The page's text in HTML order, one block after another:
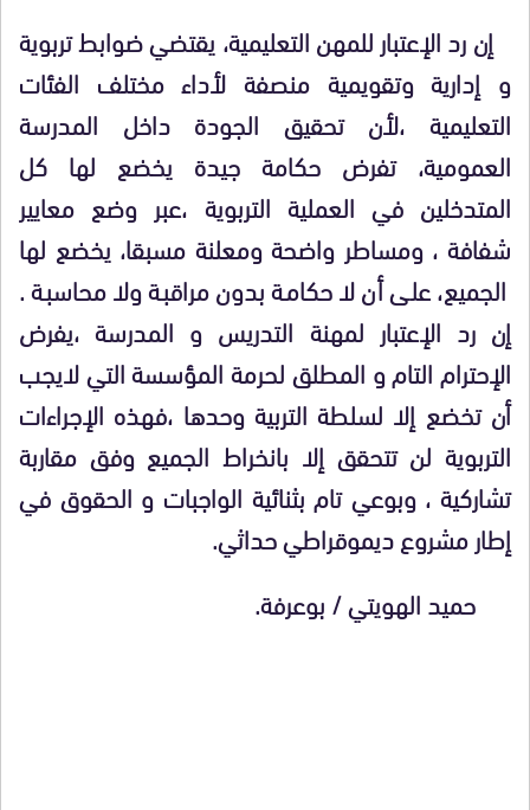
إن رد الإعتبار للمهن التعليمية، يقتضي ضوابط تربوية
و إدارية وتقويمية منصفة لأداء مختلف الفئات
التعليمية ،لأن تحقيق الجودة داخل المدرسة
العمومية، تفرض حكامة جيدة يخضع لها كل
المتدخلين في العملية التربوية ،عبر وضع معايير
شفافة ، ومساطر واضحة ومعلنة مسبقا، يخضع لها
الجميع، على أن لا حكامة بدون مراقبة ولا محاسبة .
إن رد الإعتبار لمهنة التدريس و المدرسة ،يفرض
الإحترام التام و المطلق لحرمة المؤسسة التي لايجب
أن تخضع إلا لسلطة التربية وحدها ،فهذه الإجراءات
التربوية لن تتحقق إلا بانخراط الجميع وفق مقاربة
تشاركية ، وبوعي تام بثنائية الواجبات و الحقوق في
إطار مشروع ديموقراطي حداثي.
حميد الهويتي / بوعرفة.